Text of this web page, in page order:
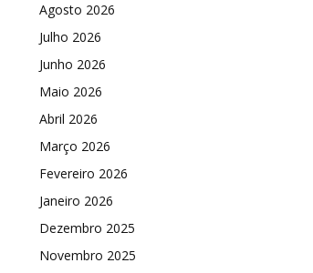
Agosto 2026
Julho 2026
Junho 2026
Maio 2026
Abril 2026
Março 2026
Fevereiro 2026
Janeiro 2026
Dezembro 2025
Novembro 2025